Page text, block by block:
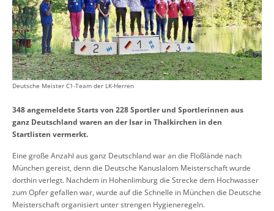
Deutsche Meister C1-Team der LK-Herren
348 angemeldete Starts von 228 Sportler und Sportlerinnen aus
ganz Deutschland waren an der Isar in Thalkirchen in den
Startlisten vermerkt.
Eine große Anzahl aus ganz Deutschland war an die Floßlände nach
München gereist, denn die Deutsche Kanuslalom Meisterschaft wurde
dorthin verlegt. Nachdem in Hohenlimburg die Strecke dem Hochwasser
zum Opfer gefallen war, wurde auf die Schnelle in München die Deutsche
Meisterschaft organisiert unter strengen Hygieneregeln.